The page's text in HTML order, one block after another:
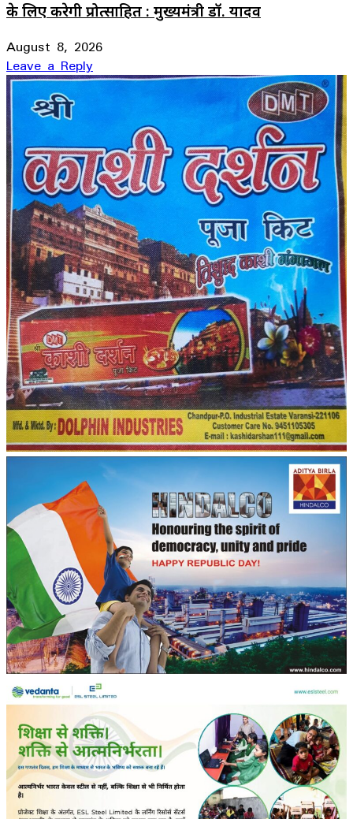
के लिए करेगी प्रोत्साहित : मुख्यमंत्री डॉ. यादव
August 8, 2026
Leave a Reply